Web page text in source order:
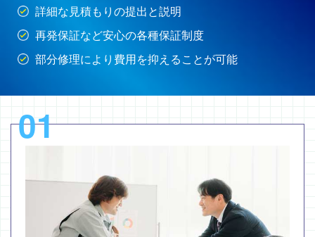
詳細な見積もりの提出と説明
再発保証など安心の各種保証制度
部分修理により費用を抑えることが可能
01